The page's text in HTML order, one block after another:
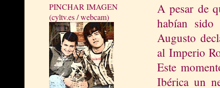
PINCHAR IMAGEN
(cyltv.es / webcam)
A pesar de
habían
Augusto
al Imperio
Este
Ibérica un